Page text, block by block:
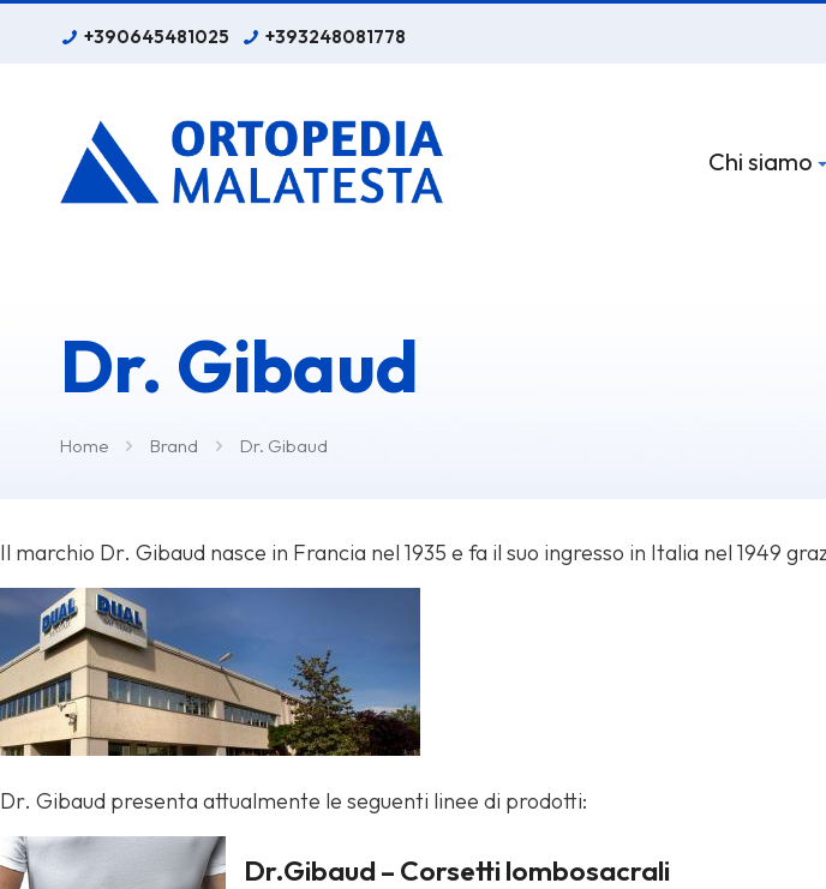
+390645481025 +393248081778
Chi siamo
Dr. Gibaud
Home Brand Dr. Gibaud
Il marchio Dr. Gibaud nasce in Francia nel 1935 e fa il suo ingresso in Italia nel 1949
Dr. Gibaud presenta attualmente le seguenti linee di prodotti:
Dr.Gibaud – Corsetti lombosacrali